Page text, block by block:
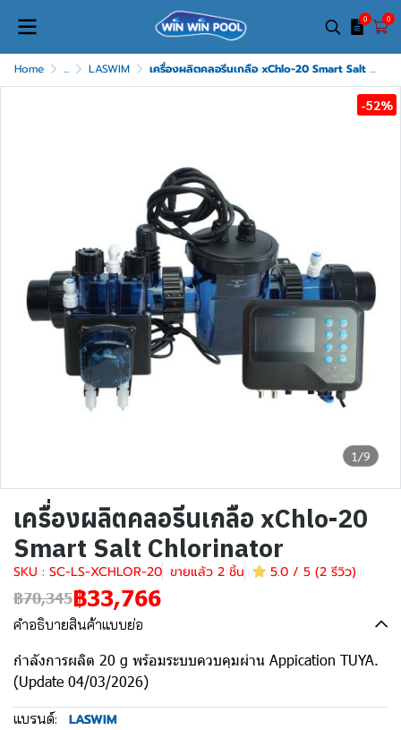
0 0
Home ... LASWIM เครื่องผลิตคลอรีนเกลือ xChlo-20 Smart Salt Chlorinator
1/9
-52%
เครื่องผลิตคลอรีนเกลือ xChlo-20
Smart Salt Chlorinator
SKU : SC-LS-XCHLOR-20 ขายแล้ว 2 ชิ้น 5.0 / 5 (2 รีวิว)
฿70,345฿33,766
คำอธิบายสินค้าแบบย่อ
กำลังการผลิต 20 g พร้อมระบบควบคุมผ่าน Appication TUYA.
(Update 04/03/2026)
แบรนด์: LASWIM